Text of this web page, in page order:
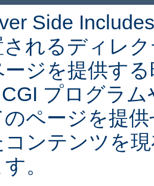
Side
れるディレ
ージを提供す
プログラ
ページを提
コンテンツを
。